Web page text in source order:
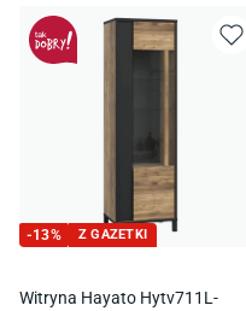
-13% Z GAZETKI
Witryna Hayato Hytv711L-